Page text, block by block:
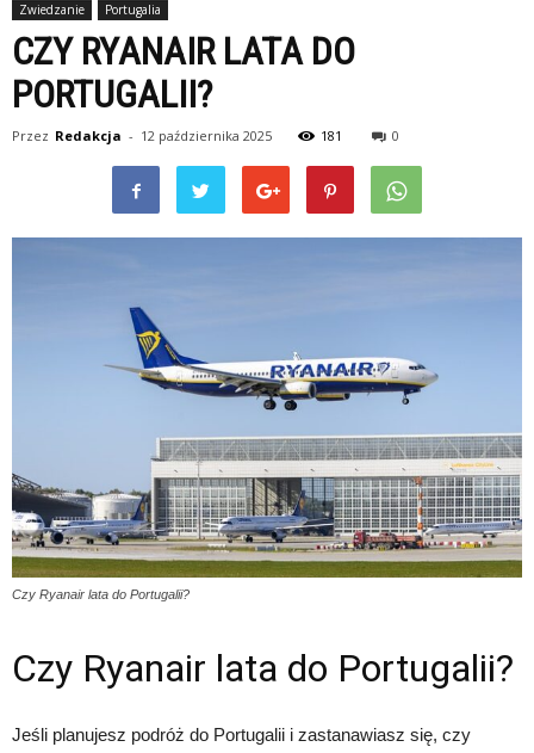
Zwiedzanie Portugalia
CZY RYANAIR LATA DO
PORTUGALII?
Przez Redakcja - 12 października 2025 181 0
Czy Ryanair lata do Portugalii?
Czy Ryanair lata do Portugalii?
Jeśli planujesz podróż do Portugalii i zastanawiasz się, czy